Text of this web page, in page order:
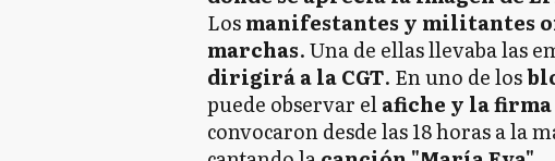
Losmanifestantes y militantes
marchas. Una de ellas llevaba las
dirigirá a la CGT. En uno de los
puede observar elafiche y la
convocaron desde las 18 horas a la